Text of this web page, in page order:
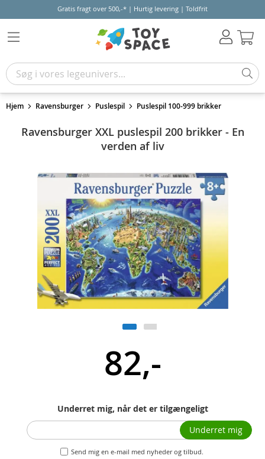
Gratis fragt over 500,-* | Hurtig levering | Toldfrit
Hjem Ravensburger Puslespil Puslespil 100-999 brikker
Ravensburger XXL puslespil 200 brikker - En
verden af liv
82,-
Underret mig, når det er tilgængeligt
Send mig en e-mail med nyheder og tilbud.
Underret mig